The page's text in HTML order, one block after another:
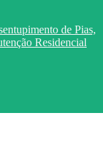
de Pias,
Residencial